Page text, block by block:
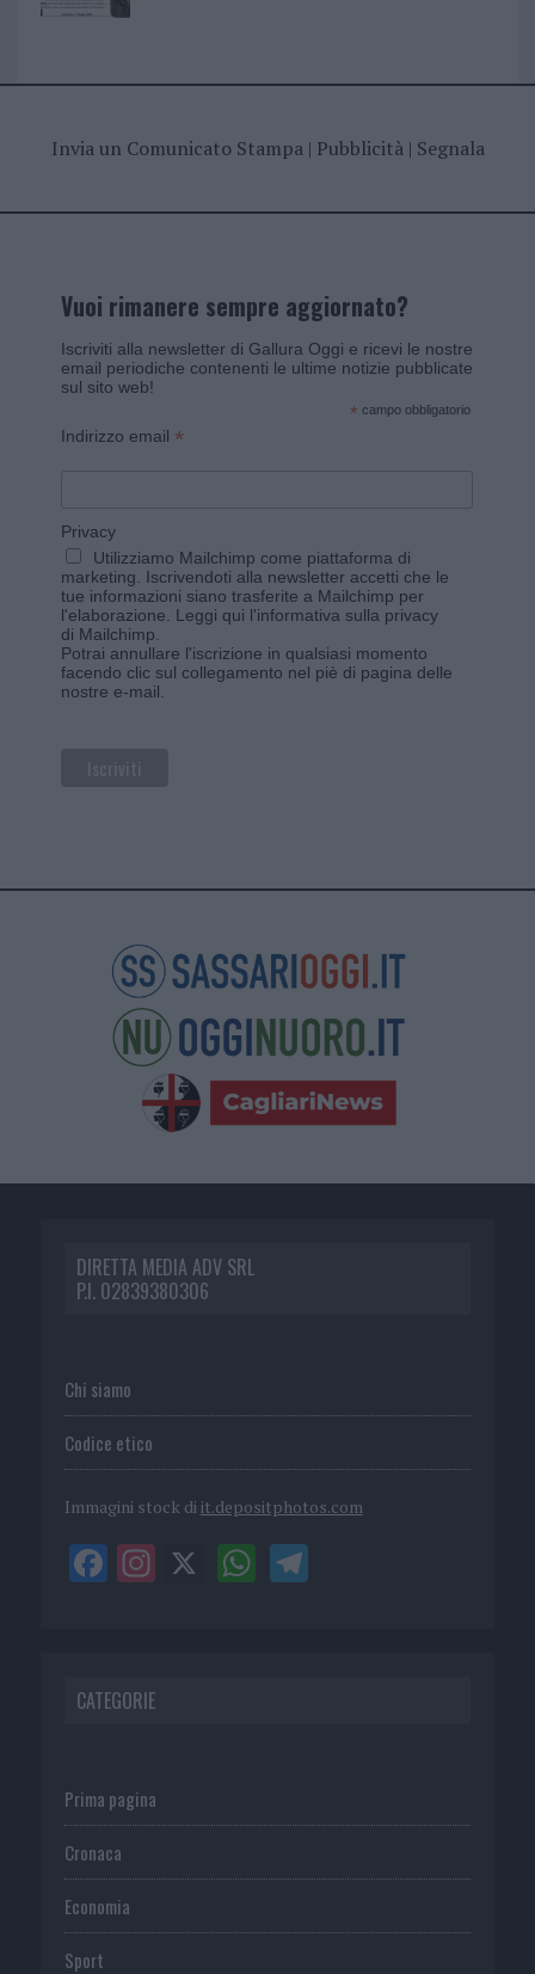
Invia un Comunicato Stampa| Pubblicità| Segnala
Vuoi rimanere sempre aggiornato?
Iscriviti alla newsletter di Gallura Oggi e ricevi le nostre
email periodiche contenenti le ultime notizie pubblicate
sul sito web!
* campo obbligatorio
Indirizzo email *
Privacy
Utilizziamo Mailchimp come piattaforma di
marketing. Iscrivendoti alla newsletter accetti che le
tue informazioni siano trasferite a Mailchimp per
l'elaborazione. Leggi qui l'informativa sulla privacy
di Mailchimp
Potrai annullare l'iscrizione in qualsiasi momento
facendo clic sul collegamento nel piè di pagina delle
nostre e-mail.
DIRETTA MEDIA ADV SRL
P.I. 02839380306
Chi siamo
Codice etico
Immagini stock di it.depositphotos.com
CATEGORIE
Prima pagina
Cronaca
Economia
Sport